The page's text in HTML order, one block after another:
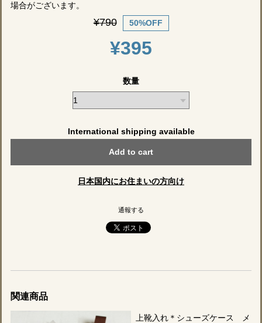
場合がございます。
¥790 50%OFF
¥395
数量
International shipping available
Add to cart
日本国内にお住まいの方向け
通報する
関連商品
上靴入れ＊シューズケース メ